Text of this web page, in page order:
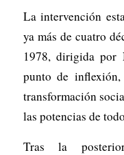
La intervención
ya más de cuatro
1978, dirigida por
punto de
transformación
las potencias de
Tras la